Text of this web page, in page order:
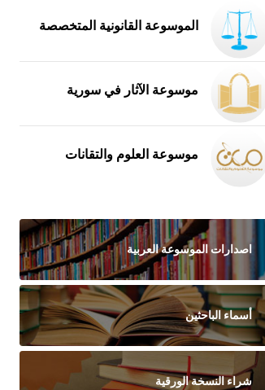
الموسوعة القانونية المتخصصة
موسوعة الآثار في سورية
موسوعة العلوم والتقانات
اصدارات الموسوعة العربية
أسماء الباحثين
شراء النسخة الورقية